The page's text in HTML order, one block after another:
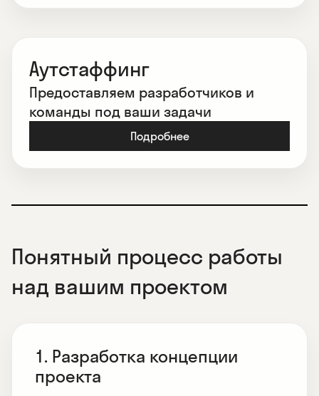
Аутстаффинг
Предоставляем разработчиков и
команды под ваши задачи
Подробнее
Понятный процесс работы
над вашим проектом
1. Разработка концепции
проекта